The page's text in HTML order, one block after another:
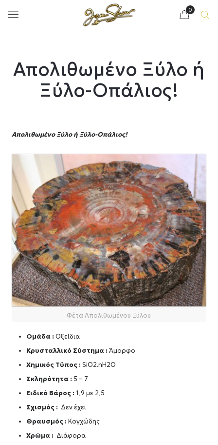
0
Απολιθωμένο Ξύλο ή
Ξύλο-Οπάλιος!
Απολιθωμένο Ξύλο ή Ξύλο-Οπάλιος!
Φέτα Απολιθωμένου Ξύλου
Ομάδα :Οξείδια
Κρυσταλλικό Σύστημα :Άμορφο
Χημικός Τύπος :SiO2.nH2O
Σκληρότητα : 5 – 7
Ειδικό Βάρος :1,9 με 2,5
Σχισμός : Δεν έχει
Θραυσμός : Κογχώδης
Χρώμα : Διάφορα